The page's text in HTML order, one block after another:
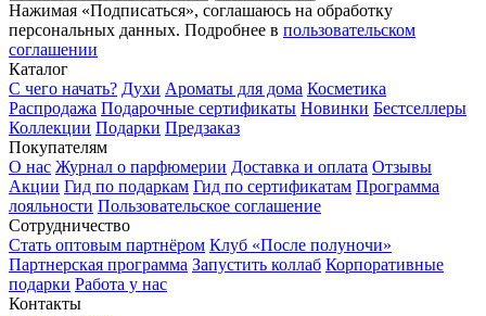
Нажимая «Подписаться», соглашаюсь на обработку
персональных данных. Подробнее в пользовательском
соглашении
Каталог
С чего начать? Духи Ароматы для дома Косметика
Распродажа Подарочные сертификаты Новинки Бестселлеры
Коллекции Подарки Предзаказ
Покупателям
О нас Журнал о парфюмерии Доставка и оплата Отзывы
Акции Гид по подаркам Гид по сертификатам Программа
лояльности Пользовательское соглашение
Сотрудничество
Стать оптовым партнёром Клуб «После полуночи»
Партнерская программа Запустить коллаб Корпоративные
подарки Работа у нас
Контакты